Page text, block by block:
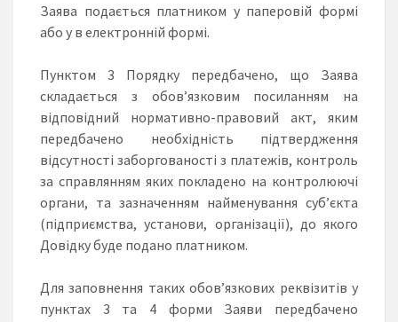
Заява подається платником у паперовій формі
або у в електронній формі.
Пунктом 3 Порядку передбачено, що Заява
складається з обов’язковим посиланням на
відповідний нормативно-правовий акт, яким
передбачено необхідність підтвердження
відсутності заборгованості з платежів, контроль
за справлянням яких покладено на контролюючі
органи, та зазначенням найменування суб’єкта
(підприємства, установи, організації), до якого
Довідку буде подано платником.
Для заповнення таких обов’язкових реквізитів у
пунктах 3 та 4 форми Заяви передбачено